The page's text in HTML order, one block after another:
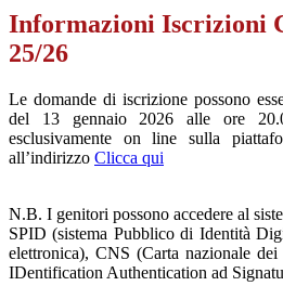
Informazioni Iscrizioni
25/26
Le domande di iscrizione possono
del 13 gennaio 2026 alle ore
esclusivamente on line sulla
all’indirizzo Clicca qui
N.B. I genitori possono accedere al
SPID (sistema Pubblico di Identità
elettronica), CNS (Carta nazionale
IDentification Authentication ad